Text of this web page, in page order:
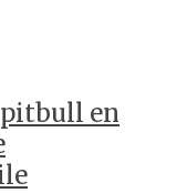
pitbull en